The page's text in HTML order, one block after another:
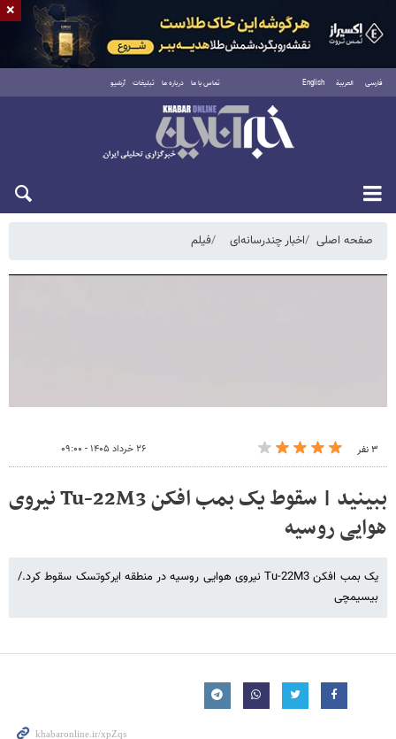
فارسی العربية English تماس با ما درباره ما تبلیغات آرشیو
پنجشنبه ۱۵ مرداد ۱۴۰۵
صفحه اصلی اخبار چندرسانه‌ای فیلم
۳ نفر ۲۶ خرداد ۱۴۰۵ - ۰۹:۰۰
ببینید | سقوط یک بمب افکن Tu-22M3 نیروی
هوایی روسیه
یک بمب افکن Tu-22M3 نیروی هوایی روسیه در منطقه ایرکوتسک سقوط کرد./
بیسیمچی
×